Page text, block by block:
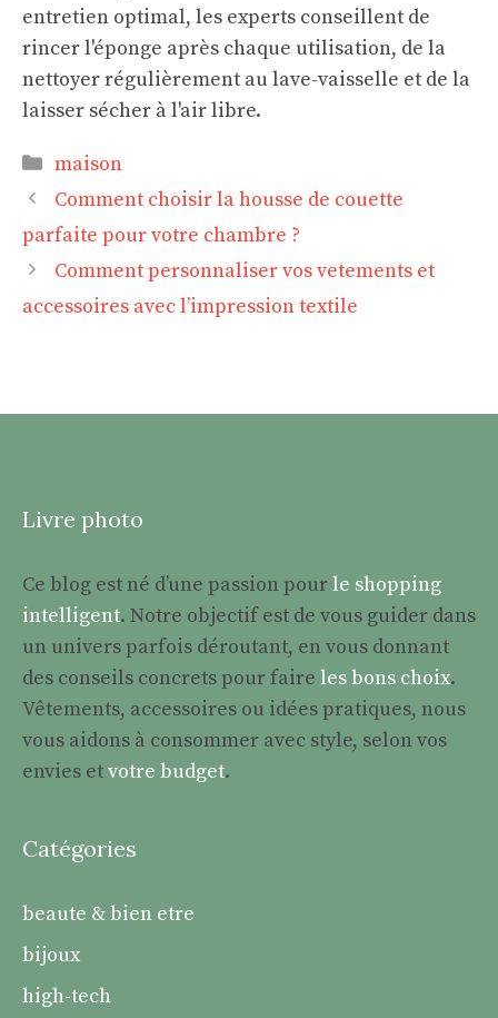
entretien optimal, les experts conseillent de
rincer l'éponge après chaque utilisation, de la
nettoyer régulièrement au lave-vaisselle et de la
laisser sécher à l'air libre.
Catégories
maison
Comment choisir la housse de couette
parfaite pour votre chambre ?
Comment personnaliser vos vetements et
accessoires avec l’impression textile
Livre photo
Ce blog est né d’une passion pourle shopping
intelligent. Notre objectif est de vous guider dans
un univers parfois déroutant, en vous donnant
des conseils concrets pour faire les bons choix.
Vêtements, accessoires ou idées pratiques, nous
vous aidons à consommer avec style, selon vos
envies etvotre budget.
Catégories
beaute & bien etre
bijoux
high-tech